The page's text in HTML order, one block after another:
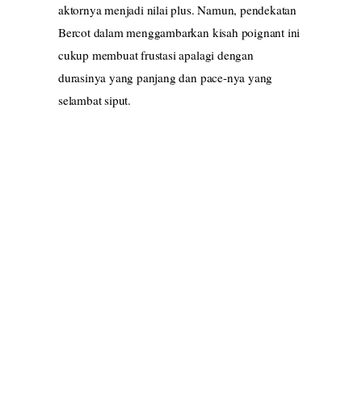
aktornya menjadi nilai plus. Namun, pendekatan
Bercot dalam menggambarkan kisah poignant ini
cukup membuat frustasi apalagi dengan
durasinya yang panjang dan pace-nya yang
selambat siput.